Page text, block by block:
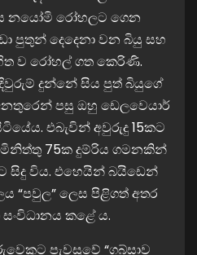
නයෝමි රෝහලට ගෙන
පුතුන් දෙදෙනා වන බියු සහ
ව රෝහල් ගත කෙරිණි.
දුන්නේ සිය පුත් බියුගේ
පසු ඔහු ඩෙලවෙයාර්
එබැවින් අවුරුදු 15කට
මිනිත්තු 75ක දුම්රිය ගමනකින්
සිදු විය. එහෙයින් බයිඩෙන්
“පවුල” ලෙස පිළිගත් අතර
කළේ ය.
පැවසුවේ “ගබ්සාව